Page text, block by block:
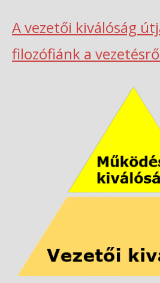
A vezetői kiválóság
filozófiánk a